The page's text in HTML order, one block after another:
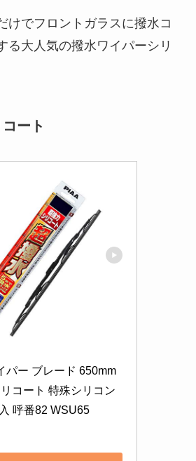
けでフロントガラスに撥水コ
る大人気の撥水ワイパーシリ
ート
パー ブレード 650mm
コート 特殊シリコン
呼番82 WSU65